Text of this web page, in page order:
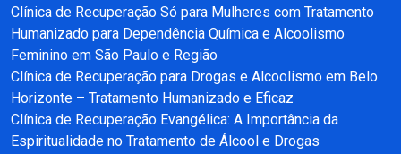
Clínica de Recuperação Só para Mulheres com Tratamento
Humanizado para Dependência Química e Alcoolismo
Feminino em São Paulo e Região
Clínica de Recuperação para Drogas e Alcoolismo em Belo
Horizonte – Tratamento Humanizado e Eficaz
Clínica de Recuperação Evangélica: A Importância da
Espiritualidade no Tratamento de Álcool e Drogas